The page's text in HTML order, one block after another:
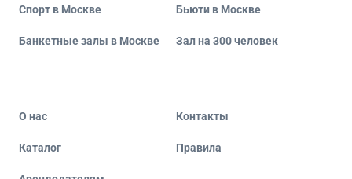
Спорт в Москве Бьюти в Москве
Банкетные залы в Москве Зал на 300 человек
О нас Контакты
Каталог Правила